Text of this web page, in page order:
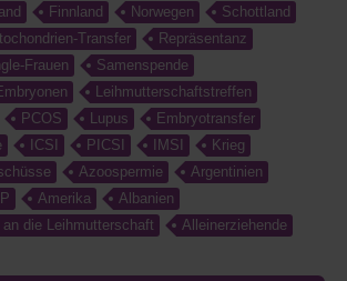
Finnland Norwegen
Schottland
Transfer
Repräsentanz
Frauen
Samenspende
Leihmutterschaftstreffen
PCOS Lupus
Embryotransfer
ICSI PICSI IMSI
Krieg
Azoospermie
Argentinien
P Amerika
Albanien
die Leihmutterschaft
Alleinerziehende